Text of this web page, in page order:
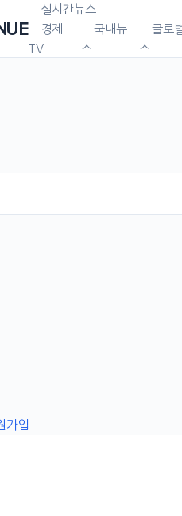
실시간뉴스
경제
TV
국내뉴
스
글로
스
가입